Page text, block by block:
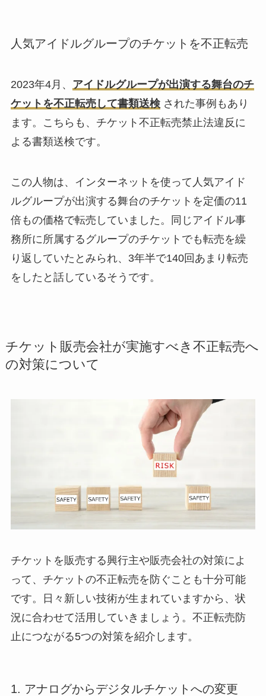
人気アイドルグループのチケットを不正転売
2023年4月、 アイドルグループが出演する舞台のチ
ケットを不正転売して書類送検された事例もあり
ます。こちらも、チケット不正転売禁止法違反に
よる書類送検です。
この人物は、インターネットを使って人気アイド
ルグループが出演する舞台のチケットを定価の11
倍もの価格で転売していました。同じアイドル事
務所に所属するグループのチケットでも転売を繰
り返していたとみられ、3年半で140回あまり転売
をしたと話しているそうです。
チケット販売会社が実施すべき不正転売へ
の対策について
チケットを販売する興行主や販売会社の対策によ
って、チケットの不正転売を防ぐことも十分可能
です。日々新しい技術が生まれていますから、状
況に合わせて活用していきましょう。不正転売防
止につながる5つの対策を紹介します。
1. アナログからデジタルチケットへの変更